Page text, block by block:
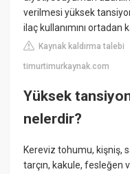
verilmesi yüksek
ilaç kullanımını ortadan
Kaynak kaldırma talebi
timurtimurkaynak.com
Yüksek
nelerdir?
Kereviz tohumu, kişniş,
tarçın, kakule, fesleğen